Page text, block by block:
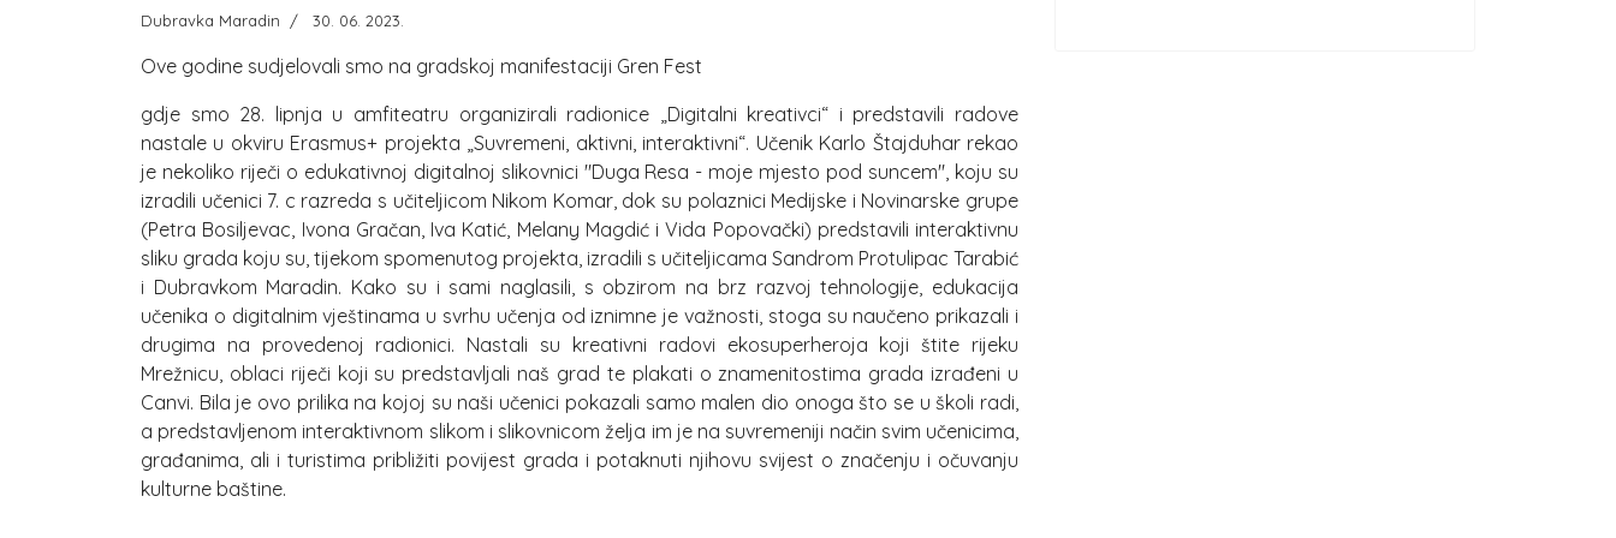
Dubravka Maradin 30. 06. 2023.
Ove godine sudjelovali smo na gradskoj manifestaciji Gren Fest
gdje smo 28. lipnja u amfiteatru organizirali radionice „Digitalni kreativci“ i predstavili radove
nastale u okviru Erasmus+ projekta „Suvremeni, aktivni, interaktivni“. Učenik Karlo Štajduhar rekao
je nekoliko riječi o edukativnoj digitalnoj slikovnici "Duga Resa - moje mjesto pod suncem", koju su
izradili učenici 7. c razreda s učiteljicom Nikom Komar, dok su polaznici Medijske i Novinarske grupe
(Petra Bosiljevac, Ivona Gračan, Iva Katić, Melany Magdić i Vida Popovački) predstavili interaktivnu
sliku grada koju su, tijekom spomenutog projekta, izradili s učiteljicama Sandrom Protulipac Tarabić
i Dubravkom Maradin. Kako su i sami naglasili, s obzirom na brz razvoj tehnologije, edukacija
učenika o digitalnim vještinama u svrhu učenja od iznimne je važnosti, stoga su naučeno prikazali i
drugima na provedenoj radionici. Nastali su kreativni radovi ekosuperheroja koji štite rijeku
Mrežnicu, oblaci riječi koji su predstavljali naš grad te plakati o znamenitostima grada izrađeni u
Canvi. Bila je ovo prilika na kojoj su naši učenici pokazali samo malen dio onoga što se u školi radi,
a predstavljenom interaktivnom slikom i slikovnicom želja im je na suvremeniji način svim učenicima,
građanima, ali i turistima približiti povijest grada i potaknuti njihovu svijest o značenju i očuvanju
kulturne baštine.